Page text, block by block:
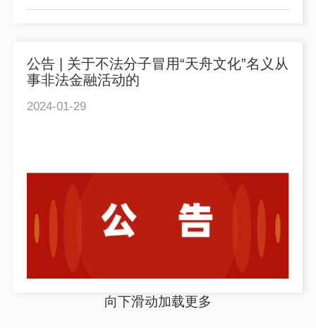
公告 | 关于不法分子冒用“天舟文化”名义从
事非法金融活动的
2024-01-29
向下滑动加载更多